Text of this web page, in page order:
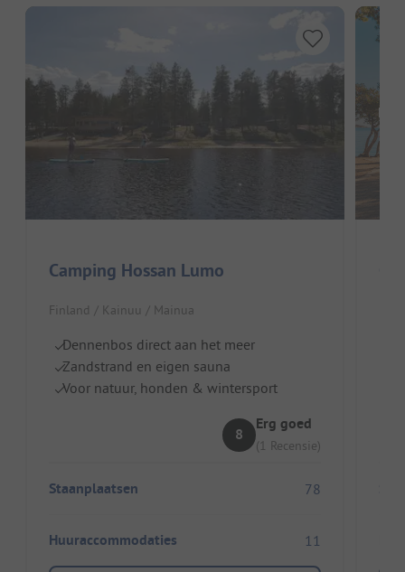
Camping Hossan Lumo
Finland / Kainuu / Mainua
Dennenbos direct aan het meer
Zandstrand en eigen sauna
Voor natuur, honden & wintersport
8
Erg goed
(1 Recensie)
Staanplaatsen 78
Huuraccommodaties 11